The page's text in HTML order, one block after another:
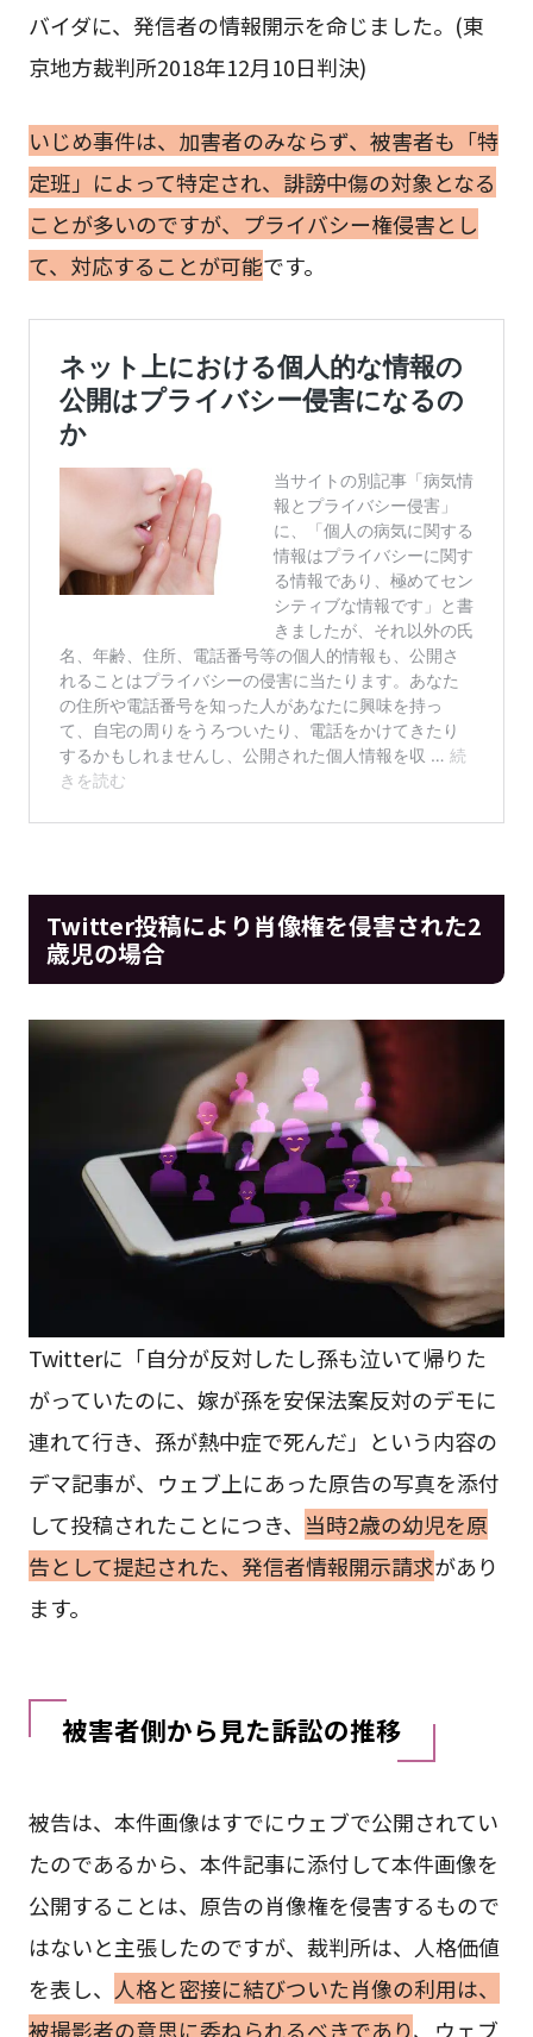
バイダに、発信者の情報開示を命じました。(東
京地方裁判所2018年12月10日判決)
いじめ事件は、加害者のみならず、被害者も「特
定班」によって特定され、誹謗中傷の対象となる
ことが多いのですが、プライバシー権侵害とし
て、対応することが可能です。
Twitter投稿により肖像権を侵害された2
歳児の場合
Twitterに「自分が反対したし孫も泣いて帰りた
がっていたのに、嫁が孫を安保法案反対のデモに
連れて行き、孫が熱中症で死んだ」という内容の
デマ記事が、ウェブ上にあった原告の写真を添付
して投稿されたことにつき、 当時2歳の幼児を原
告として提起された、発信者情報開示請求があり
ます。
被害者側から見た訴訟の推移
被告は、本件画像はすでにウェブで公開されてい
たのであるから、本件記事に添付して本件画像を
公開することは、原告の肖像権を侵害するもので
はないと主張したのですが、裁判所は、人格価値
を表し、 人格と密接に結びついた肖像の利用は、
被撮影者の意思に委ねられるべきであり、ウェブ